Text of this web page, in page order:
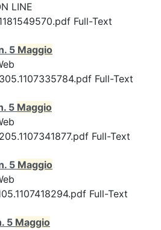
LINE
Full-Text
5 Maggio
Full-Text
5 Maggio
Full-Text
5 Maggio
Full-Text
5 Maggio